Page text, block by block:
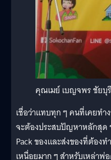
คุณเมย์ เบญจพร ชัยบุ
เชื่อว่าแทบทุก ๆ คนที่เคยทำ
จะต้องประสบปัญหาหลักสุด
Pack ของและส่งของที่ต้องท
เหนื่อยมาก ๆ สำหรับเหล่าพ่